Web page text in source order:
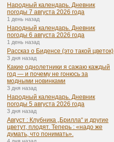
Народный календарь. Дневник
погоды 7 августа 2026 года
1 день назад
Народный календарь. Дневник
погоды 6 августа 2026 года
1 день назад
Рассказ о Биденсе (это такой цветок)
3 дня назад
Какие однолетники я сажаю каждый
год — и почему не гонюсь за
модными новинками
3 дня назад
Народный календарь. Дневник
погоды 5 августа 2026 года
3 дня назад
Август : Клубника „Брилла“ и другие
цветут, плодят. Теперь : «надо же
думать, что понимать».